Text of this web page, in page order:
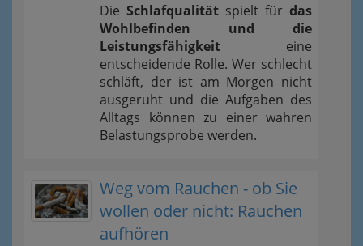
Die Schlafqualität spielt für das
Wohlbefinden und die
Leistungsfähigkeit eine
entscheidende Rolle. Wer schlecht
schläft, der ist am Morgen nicht
ausgeruht und die Aufgaben des
Alltags können zu einer wahren
Belastungsprobe werden.
Weg vom Rauchen - ob Sie
wollen oder nicht: Rauchen
aufhören